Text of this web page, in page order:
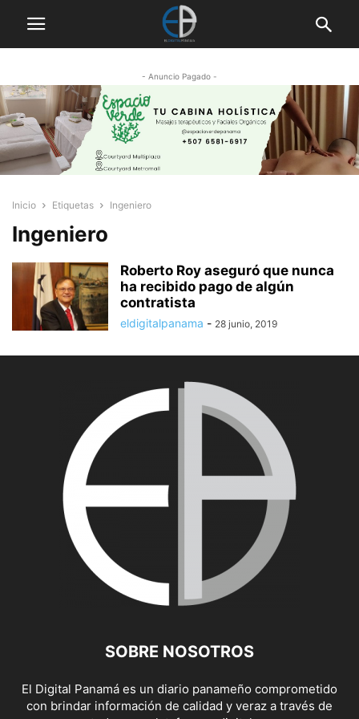
- Anuncio Pagado -
Inicio Etiquetas Ingeniero
Ingeniero
Roberto Roy aseguró que nunca
ha recibido pago de algún
contratista
eldigitalpanama - 28 junio, 2019
SOBRE NOSOTROS
El Digital Panamá es un diario panameño comprometido
con brindar información de calidad y veraz a través de